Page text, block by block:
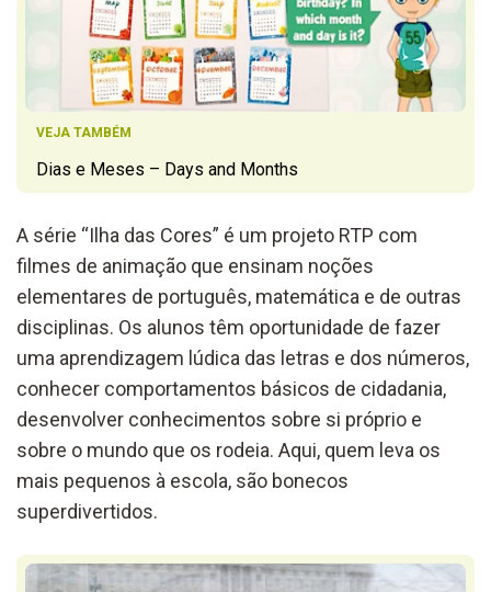
VEJA TAMBÉM
Dias e Meses – Days and Months
A série “Ilha das Cores” é um projeto RTP com
filmes de animação que ensinam noções
elementares de português, matemática e de outras
disciplinas. Os alunos têm oportunidade de fazer
uma aprendizagem lúdica das letras e dos números,
conhecer comportamentos básicos de cidadania,
desenvolver conhecimentos sobre si próprio e
sobre o mundo que os rodeia. Aqui, quem leva os
mais pequenos à escola, são bonecos
superdivertidos.